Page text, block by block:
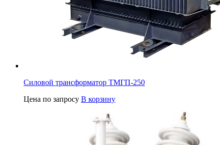
Силовой трансформатор ТМГП-250
Цена по запросу В корзину